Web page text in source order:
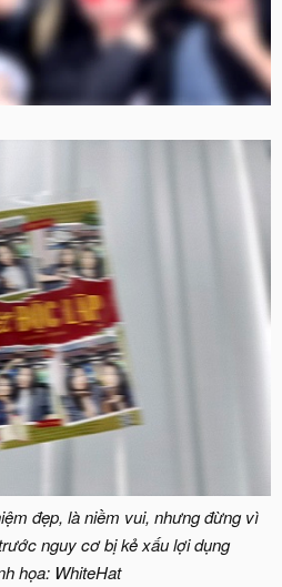
đẹp, là niềm vui, nhưng đừng vì
nguy cơ bị kẻ xấu lợi dụng
họa: WhiteHat